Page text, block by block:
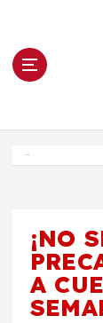
n
¡NO
A